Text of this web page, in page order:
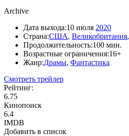
Archive
Дата выхода:10 июля 2020
Страна:США, Великобритания,
Продолжительность:100 мин.
Возрастные ограничения:16+
Жанр:Драмы, Фантастика
Смотреть трейлер
Рейтинг:
6.75
Кинопоиск
6.4
IMDB
Добавить в список